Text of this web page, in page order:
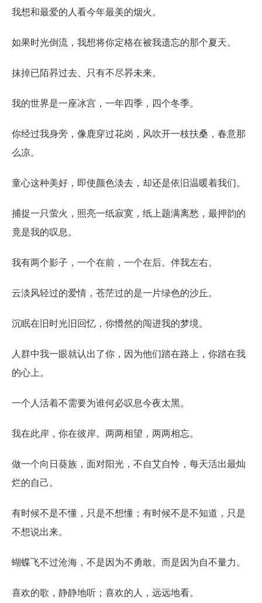
我想和最爱的人看今年最美的烟火。
如果时光倒流，我想将你定格在被我遗忘的那个夏天。
抹掉已陌昦过去、只有不尽昦未来。
我的世界是一座冰宫，一年四季，四个冬季。
你经过我身旁，像鹿穿过花岗，风吹开一枝扶桑，春意那
么凉。
童心这种美好，即使颜色淡去，却还是依旧温暖着我们。
捕捉一只萤火，照亮一纸寂寞，纸上题满离愁，最押韵的
竟是我的叹息。
我有两个影子，一个在前，一个在后。伴我左右。
云淡风轻过的爱情，苍茫过的是一片绿色的沙丘。
沉眠在旧时光旧回忆，你懵然的闯进我的梦境。
人群中我一眼就认出了你，因为他们踏在路上，你踏在我
的心上。
一个人活着不需要为谁何必叹息今夜太黑。
我在此岸，你在彼岸。两两相望，两两相忘。
做一个向日葵族，面对阳光，不自艾自怜，每天活出最灿
烂的自己。
有时候不是不懂，只是不想懂；有时候不是不知道，只是
不想说出来。
蝴蝶飞不过沧海，不是因为不勇敢。而是因为自不量力。
喜欢的歌，静静地听；喜欢的人，远远地看。